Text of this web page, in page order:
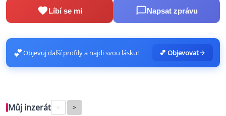
Líbí se mi Napsat zprávu
💕Objevuj další profily a najdi svou lásku! 💕 Objevovat
Můj inzerát < >